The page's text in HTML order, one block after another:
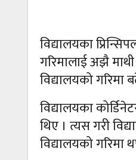
विद्यालयका
गरिमालाई अझै माथी
विद्यालयको गरिमा
विद्यालयका
थिए । त्यस गरी
विद्यालयको गरिमा